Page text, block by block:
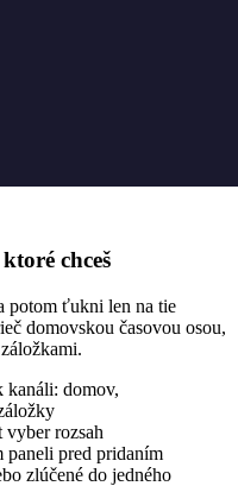
chceš
potom ťukni len na tie
domovskou časovou osou,
domov,
rozsah
pred pridaním
zlúčené do jedného